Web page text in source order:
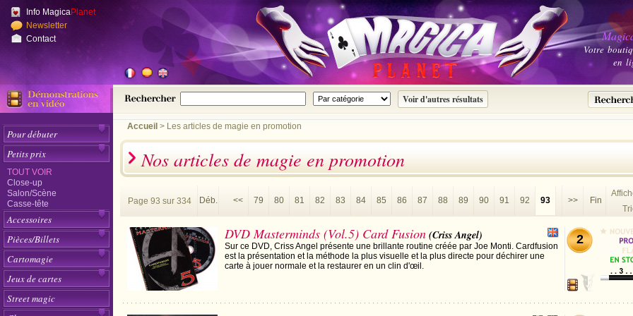
Info MagicaPlanet
Newsletter
Contact
Votre
en
Pour débuter
Petits prix
TOUT VOIR
Close-up
Salon/Scène
Casse-tête
Accessoires
Pièces/Billets
Cartomagie
Jeux de cartes
Street magic
Accueil > Les articles de magie en promotion
Nos articles de magie en promotion
Page 93 sur 334 Déb. << 79 80 81 82 83 84 85 86 87 88 89 90 91 92 93 >> Fin
DVD Masterminds (Vol.5) Card Fusion (Criss Angel)
Sur ce DVD, Criss Angel présente une brillante routine créée par Joe Monti. Cardfusion
est la présentation et la méthode la plus visuelle et la plus directe pour déchirer une
carte à jouer normale et la restaurer en un clin d'œil.
2